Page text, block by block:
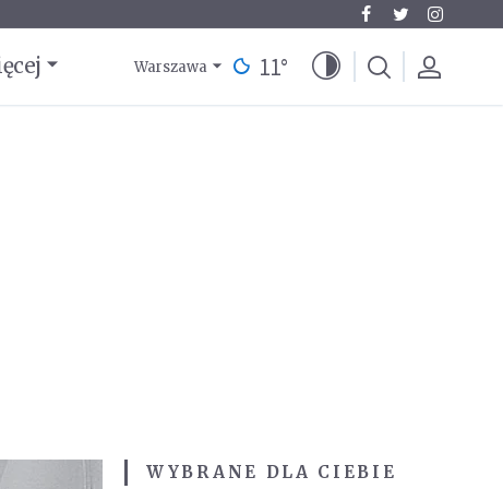
Warszawa 11°
WYBRANE DLA CIEBIE